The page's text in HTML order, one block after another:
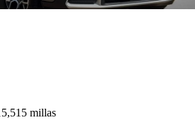
millas